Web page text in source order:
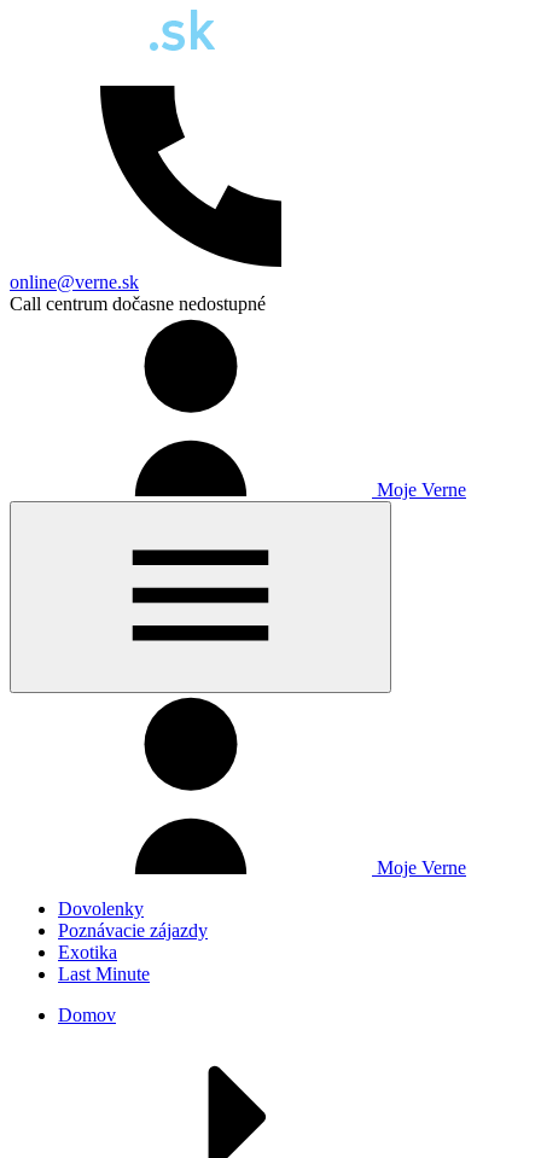
online@verne.sk
Call centrum dočasne nedostupné
Moje Verne
Moje Verne
Dovolenky
Poznávacie zájazdy
Exotika
Last Minute
Domov